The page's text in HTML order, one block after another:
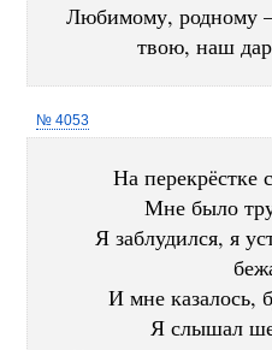
Любимому, родному
твою, наш
№ 4053
На перекрёстке
Мне было
Я заблудился, я
И мне казалось,
Я слышал